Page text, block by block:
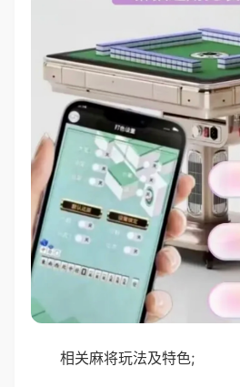
相关麻将玩法及特色;